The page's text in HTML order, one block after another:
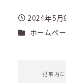
投稿日
2024年5月
カテゴリー
ホームペ
記事内